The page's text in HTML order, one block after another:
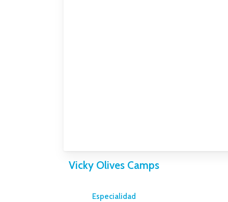
Vicky Olives Camps
Especialidad